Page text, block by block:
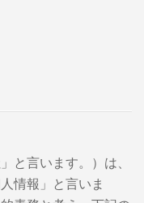
と言います。）は、
情報」と言いま